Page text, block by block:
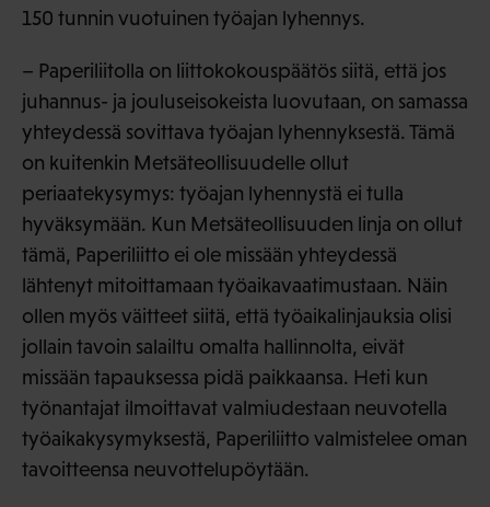
150 tunnin vuotuinen työajan lyhennys.
– Paperiliitolla on liittokokouspäätös siitä, että jos
juhannus- ja jouluseisokeista luovutaan, on samassa
yhteydessä sovittava työajan lyhennyksestä. Tämä
on kuitenkin Metsäteollisuudelle ollut
periaatekysymys: työajan lyhennystä ei tulla
hyväksymään. Kun Metsäteollisuuden linja on ollut
tämä, Paperiliitto ei ole missään yhteydessä
lähtenyt mitoittamaan työaikavaatimustaan. Näin
ollen myös väitteet siitä, että työaikalinjauksia olisi
jollain tavoin salailtu omalta hallinnolta, eivät
missään tapauksessa pidä paikkaansa. Heti kun
työnantajat ilmoittavat valmiudestaan neuvotella
työaikakysymyksestä, Paperiliitto valmistelee oman
tavoitteensa neuvottelupöytään.